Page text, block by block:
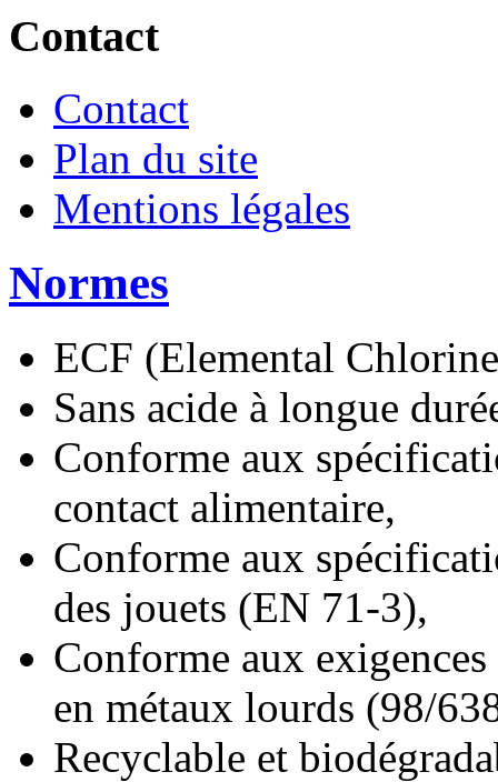
Contact
Contact
Plan du site
Mentions légales
Normes
ECF (Elemental
Sans acide à longue
Conforme aux
contact alimentaire,
Conforme aux
des jouets (EN 71-3),
Conforme aux
en métaux lourds (98/
Recyclable et